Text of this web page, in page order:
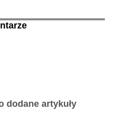
dodane artykuły